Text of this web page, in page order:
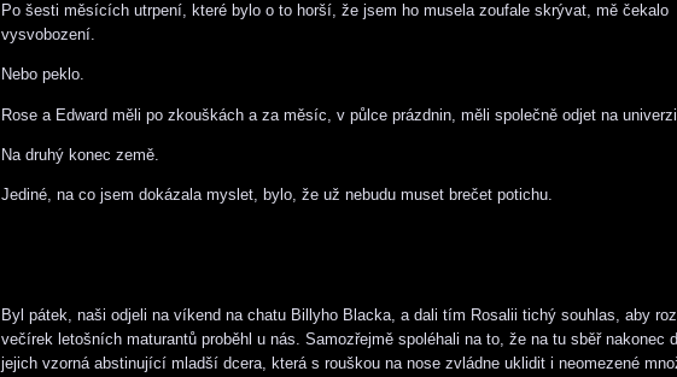
Po šesti měsících utrpení, které bylo o to horší, že jsem ho musela zoufale skrývat, mě čekalo
vysvobození.
Nebo peklo.
Rose a Edward měli po zkouškách a za měsíc, v půlce prázdnin, měli společně odjet na
Na druhý konec země.
Jediné, na co jsem dokázala myslet, bylo, že už nebudu muset brečet potichu.
Byl pátek, naši odjeli na víkend na chatu Billyho Blacka, a dali tím Rosalii tichý souhlas, aby
večírek letošních maturantů proběhl u nás. Samozřejmě spoléhali na to, že na tu sběř nakonec
jejich vzorná abstinující mladší dcera, která s rouškou na nose zvládne uklidit i neomezené